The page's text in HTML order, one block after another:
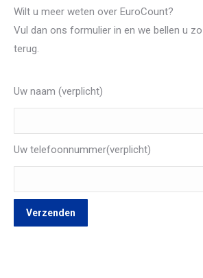
Wilt u meer weten over EuroCount?
Vul dan ons formulier in en we bellen u
terug.
Uw naam (verplicht)
Uw telefoonnummer(verplicht)